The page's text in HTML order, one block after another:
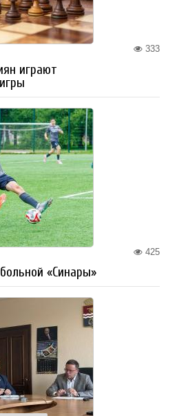
333
играют
425
«Синары»